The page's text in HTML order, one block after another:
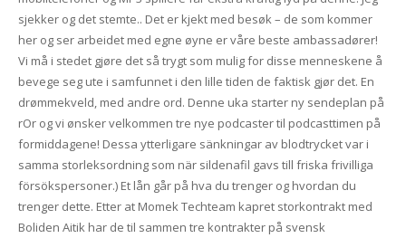
sjekker og det stemte.. Det er kjekt med besøk – de som kommer
her og ser arbeidet med egne øyne er våre beste ambassadører!
Vi må i stedet gjøre det så trygt som mulig for disse menneskene å
bevege seg ute i samfunnet i den lille tiden de faktisk gjør det. En
drømmekveld, med andre ord. Denne uka starter ny sendeplan på
rOr og vi ønsker velkommen tre nye podcaster til podcasttimen på
formiddagene! Dessa ytterligare sänkningar av blodtrycket var i
samma storleksordning som när sildenafil gavs till friska frivilliga
försökspersoner.) Et lån går på hva du trenger og hvordan du
trenger dette. Etter at Momek Techteam kapret storkontrakt med
Boliden Aitik har de til sammen tre kontrakter på svensk